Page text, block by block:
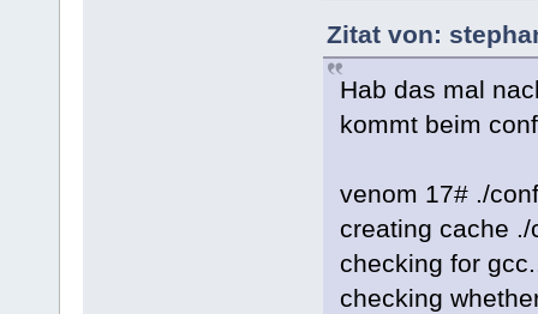
Zitat von:
Hab das mal
kommt beim
venom 17# ./
creating cache
checking for
checking